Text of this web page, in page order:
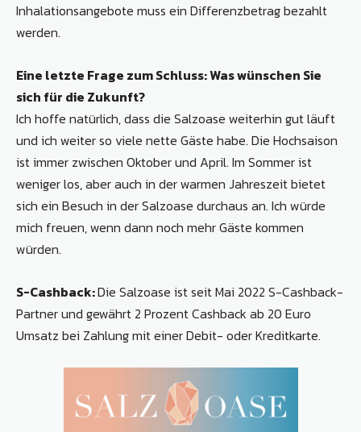
Inhalationsangebote muss ein Differenzbetrag bezahlt
werden.
Eine letzte Frage zum Schluss: Was wünschen Sie
sich für die Zukunft?
Ich hoffe natürlich, dass die Salzoase weiterhin gut läuft
und ich weiter so viele nette Gäste habe. Die Hochsaison
ist immer zwischen Oktober und April. Im Sommer ist
weniger los, aber auch in der warmen Jahreszeit bietet
sich ein Besuch in der Salzoase durchaus an. Ich würde
mich freuen, wenn dann noch mehr Gäste kommen
würden.
S-Cashback:Die Salzoase ist seit Mai 2022 S-Cashback-
Partner und gewährt 2 Prozent Cashback ab 20 Euro
Umsatz bei Zahlung mit einer Debit- oder Kreditkarte.